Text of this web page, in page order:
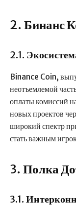
2. Бинанс
2.1.
Binance Coin,
неотъемлемой
оплаты комиссий
новых проектов
широкий спектр
стать важным
3. Полка
3.1.